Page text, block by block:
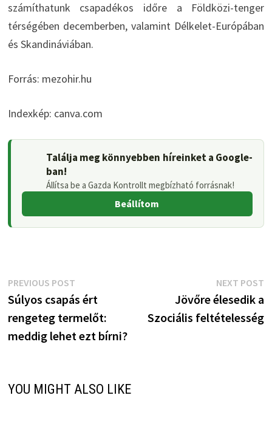
számíthatunk csapadékos időre a Földközi-tenger
térségében decemberben, valamint Délkelet-Európában
és Skandináviában.
Forrás: mezohir.hu
Indexkép: canva.com
Találja meg könnyebben híreinket a Google-
ban!
Állítsa be a Gazda Kontrollt megbízható forrásnak!
Beállítom
Bejegyzés
navigáció
PREVIOUS POSTPrevious
post:
Súlyos csapás ért
rengeteg termelőt:
meddig lehet ezt bírni?
NEXT POST
Jövőre élesedik a
Szociális feltételesség
YOU MIGHT ALSO LIKE